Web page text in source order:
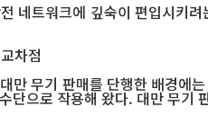
네트워크에 깊숙이 편입시키
차점
만 무기 판매를 단행한 배경에
단으로 작용해 왔다. 대만 무기